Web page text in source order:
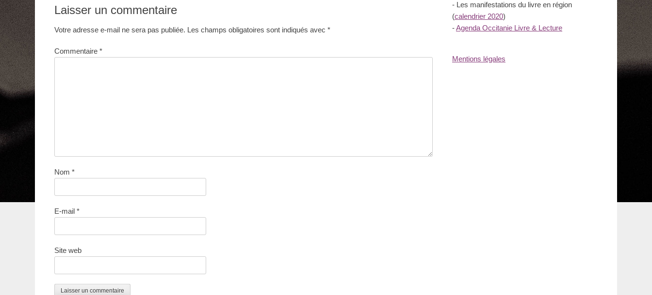
l’article
Laisser un commentaire
Votre adresse e-mail ne sera pas publiée. Les champs obligatoires sont indiqués avec *
Commentaire *
Nom *
E-mail *
Site web
- Les manifestations du livre en région
(calendrier 2020)
-Agenda Occitanie Livre & Lecture
Mentions légales